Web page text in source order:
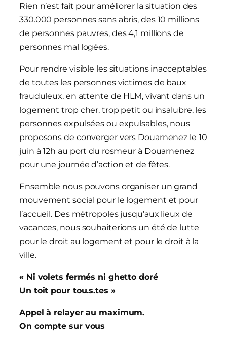
Rien n’est fait pour améliorer la situation des
330.000 personnes sans abris, des 10 millions
de personnes pauvres, des 4,1 millions de
personnes mal logées.
Pour rendre visible les situations inacceptables
de toutes les personnes victimes de baux
frauduleux, en attente de HLM, vivant dans un
logement trop cher, trop petit ou insalubre, les
personnes expulsées ou expulsables, nous
proposons de converger vers Douarnenez le 10
juin à 12h au port du rosmeur à Douarnenez
pour une journée d’action et de fêtes.
Ensemble nous pouvons organiser un grand
mouvement social pour le logement et pour
l’accueil. Des métropoles jusqu’aux lieux de
vacances, nous souhaiterions un été de lutte
pour le droit au logement et pour le droit à la
ville.
« Ni volets fermés ni ghetto doré
Un toit pour tou.s.tes »
Appel à relayer au maximum.
On compte sur vous